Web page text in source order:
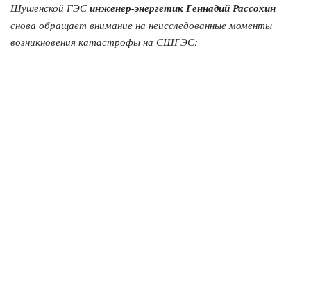
Шушенской ГЭС инженер-энергетик Геннадий Рассохин
снова обращает внимание на неисследованные моменты
возникновения катастрофы на СШГЭС: